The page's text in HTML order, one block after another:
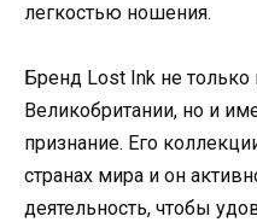
легкостью ношения.
Бренд Lost Ink не только
Великобритании, но и
признание. Его
странах мира и он
деятельность, чтобы